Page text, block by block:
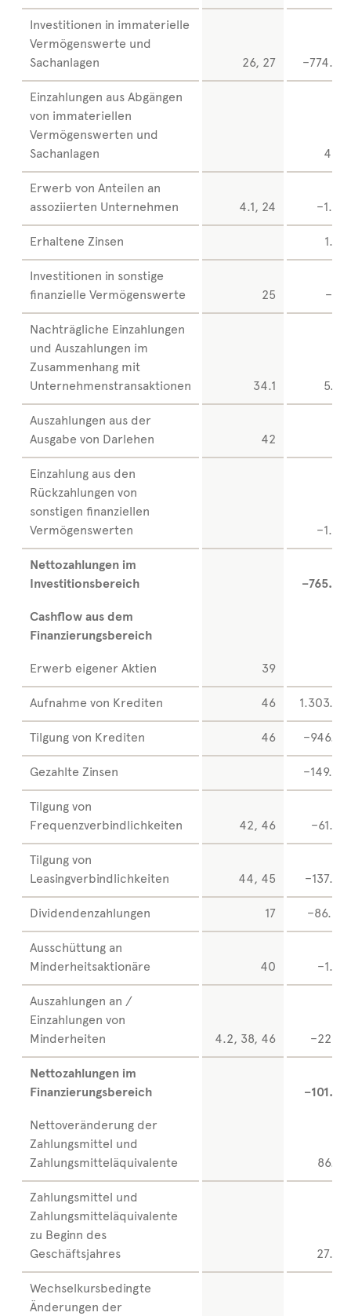
Investitionen in immaterielle
Vermögenswerte und
Sachanlagen
26, 27
Einzahlungen aus Abgängen
von immateriellen
Vermögenswerten und
Sachanlagen
Erwerb von Anteilen an
assoziierten Unternehmen
4.1, 24
Erhaltene Zinsen
Investitionen in sonstige
finanzielle Vermögenswerte
25
Nachträgliche Einzahlungen
und Auszahlungen im
Zusammenhang mit
Unternehmenstransaktionen
34.1
Auszahlungen aus der
Ausgabe von Darlehen
42
Einzahlung aus den
Rückzahlungen von
sonstigen finanziellen
Vermögenswerten
Nettozahlungen im
Investitionsbereich
Cashflow aus dem
Finanzierungsbereich
Erwerb eigener Aktien 39
Aufnahme von Krediten 46
Tilgung von Krediten 46
Gezahlte Zinsen
Tilgung von
Frequenzverbindlichkeiten
42, 46
Tilgung von
Leasingverbindlichkeiten
44, 45
Dividendenzahlungen 17
Ausschüttung an
Minderheitsaktionäre
40
Auszahlungen an /
Einzahlungen von
Minderheiten
4.2, 38, 46
Nettozahlungen im
Finanzierungsbereich
Nettoveränderung der
Zahlungsmittel und
Zahlungsmitteläquivalente
Zahlungsmittel und
Zahlungsmitteläquivalente
zu Beginn des
Geschäftsjahres
Wechselkursbedingte
Änderungen der